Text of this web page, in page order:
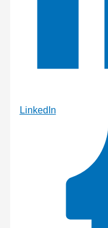
LinkedIn